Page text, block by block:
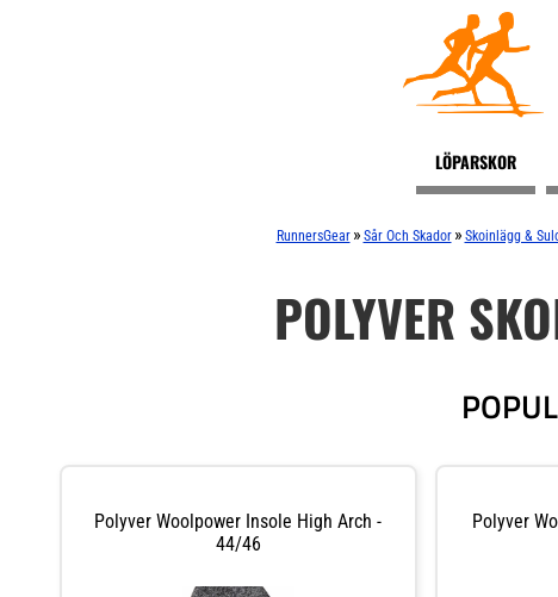
LÖPARSKOR
RunnersGear » Sår Och Skador » Skoinlägg &
POLYVER
Polyver Woolpower Insole High Arch -
44/46
Polyver